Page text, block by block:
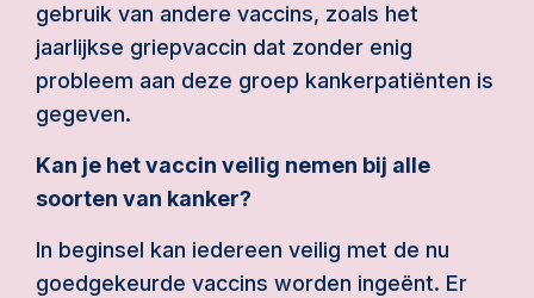
gebruik van andere vaccins, zoals het
jaarlijkse griepvaccin dat zonder enig
probleem aan deze groep kankerpatiënten is
gegeven.
Kan je het vaccin veilig nemen bij alle
soorten van kanker?
In beginsel kan iedereen veilig met de nu
goedgekeurde vaccins worden ingeënt. Er